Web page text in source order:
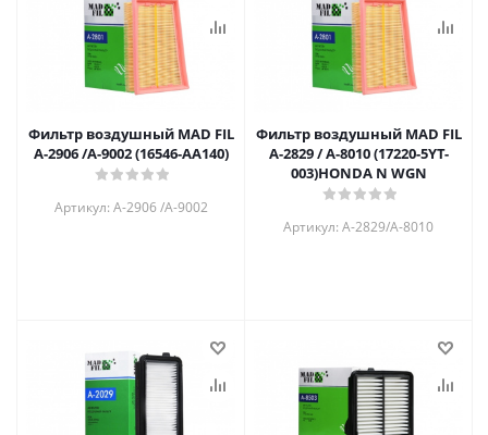
Фильтр воздушный MAD FIL
A-2906 /А-9002 (16546-AA140)
Артикул: A-2906 /А-9002
Фильтр воздушный MAD FIL
A-2829 / A-8010 (17220-5YT-
003)HONDA N WGN
Артикул: A-2829/A-8010